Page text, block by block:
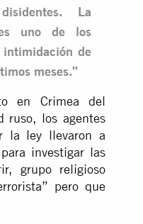
La
uno de los
intimidación de
meses.”
en Crimea del
ruso, los agentes
la ley llevaron a
investigar las
grupo religioso
pero que